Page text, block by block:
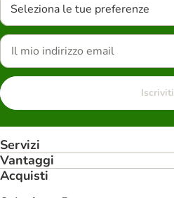
Seleziona le tue preferenze
Iscriviti
Servizi
Vantaggi
Acquisti